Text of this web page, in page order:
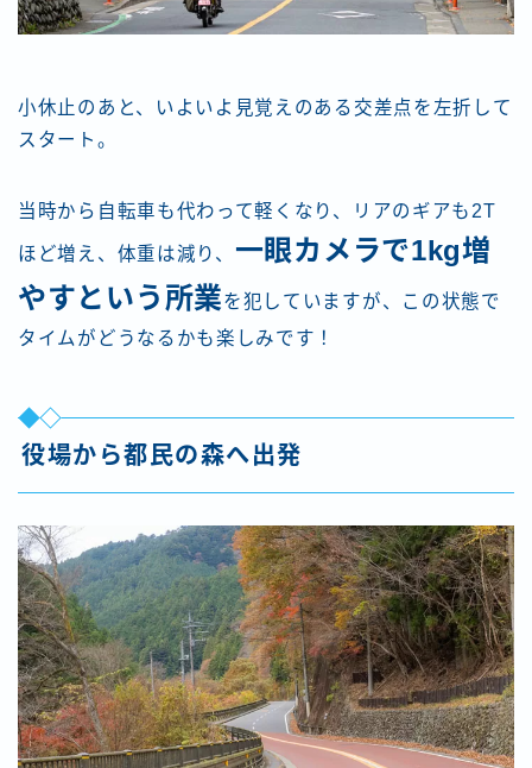
小休止のあと、いよいよ見覚えのある交差点を左折して
スタート。
当時から自転車も代わって軽くなり、リアのギアも2T
ほど増え、体重は減り、 一眼カメラで1kg増
やすという所業を犯していますが、この状態で
タイムがどうなるかも楽しみです！
役場から都民の森へ出発